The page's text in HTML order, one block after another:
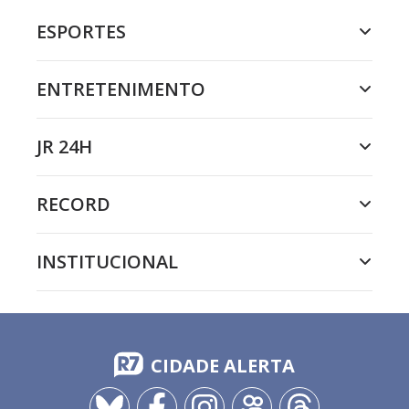
ESPORTES
ENTRETENIMENTO
JR 24H
RECORD
INSTITUCIONAL
CIDADE ALERTA